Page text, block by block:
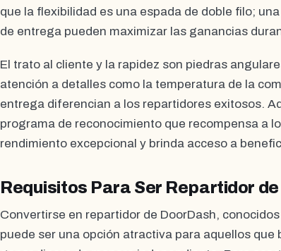
que la flexibilidad es una espada de doble filo;
de entrega pueden maximizar las ganancias
El trato al cliente y la rapidez son piedras
atención a detalles como la temperatura de la
entrega diferencian a los repartidores exitosos.
programa de reconocimiento que recompensa a
rendimiento excepcional y brinda acceso a
Requisitos Para Ser Repartidor
Convertirse en repartidor de DoorDash,
puede ser una opción atractiva para aquellos